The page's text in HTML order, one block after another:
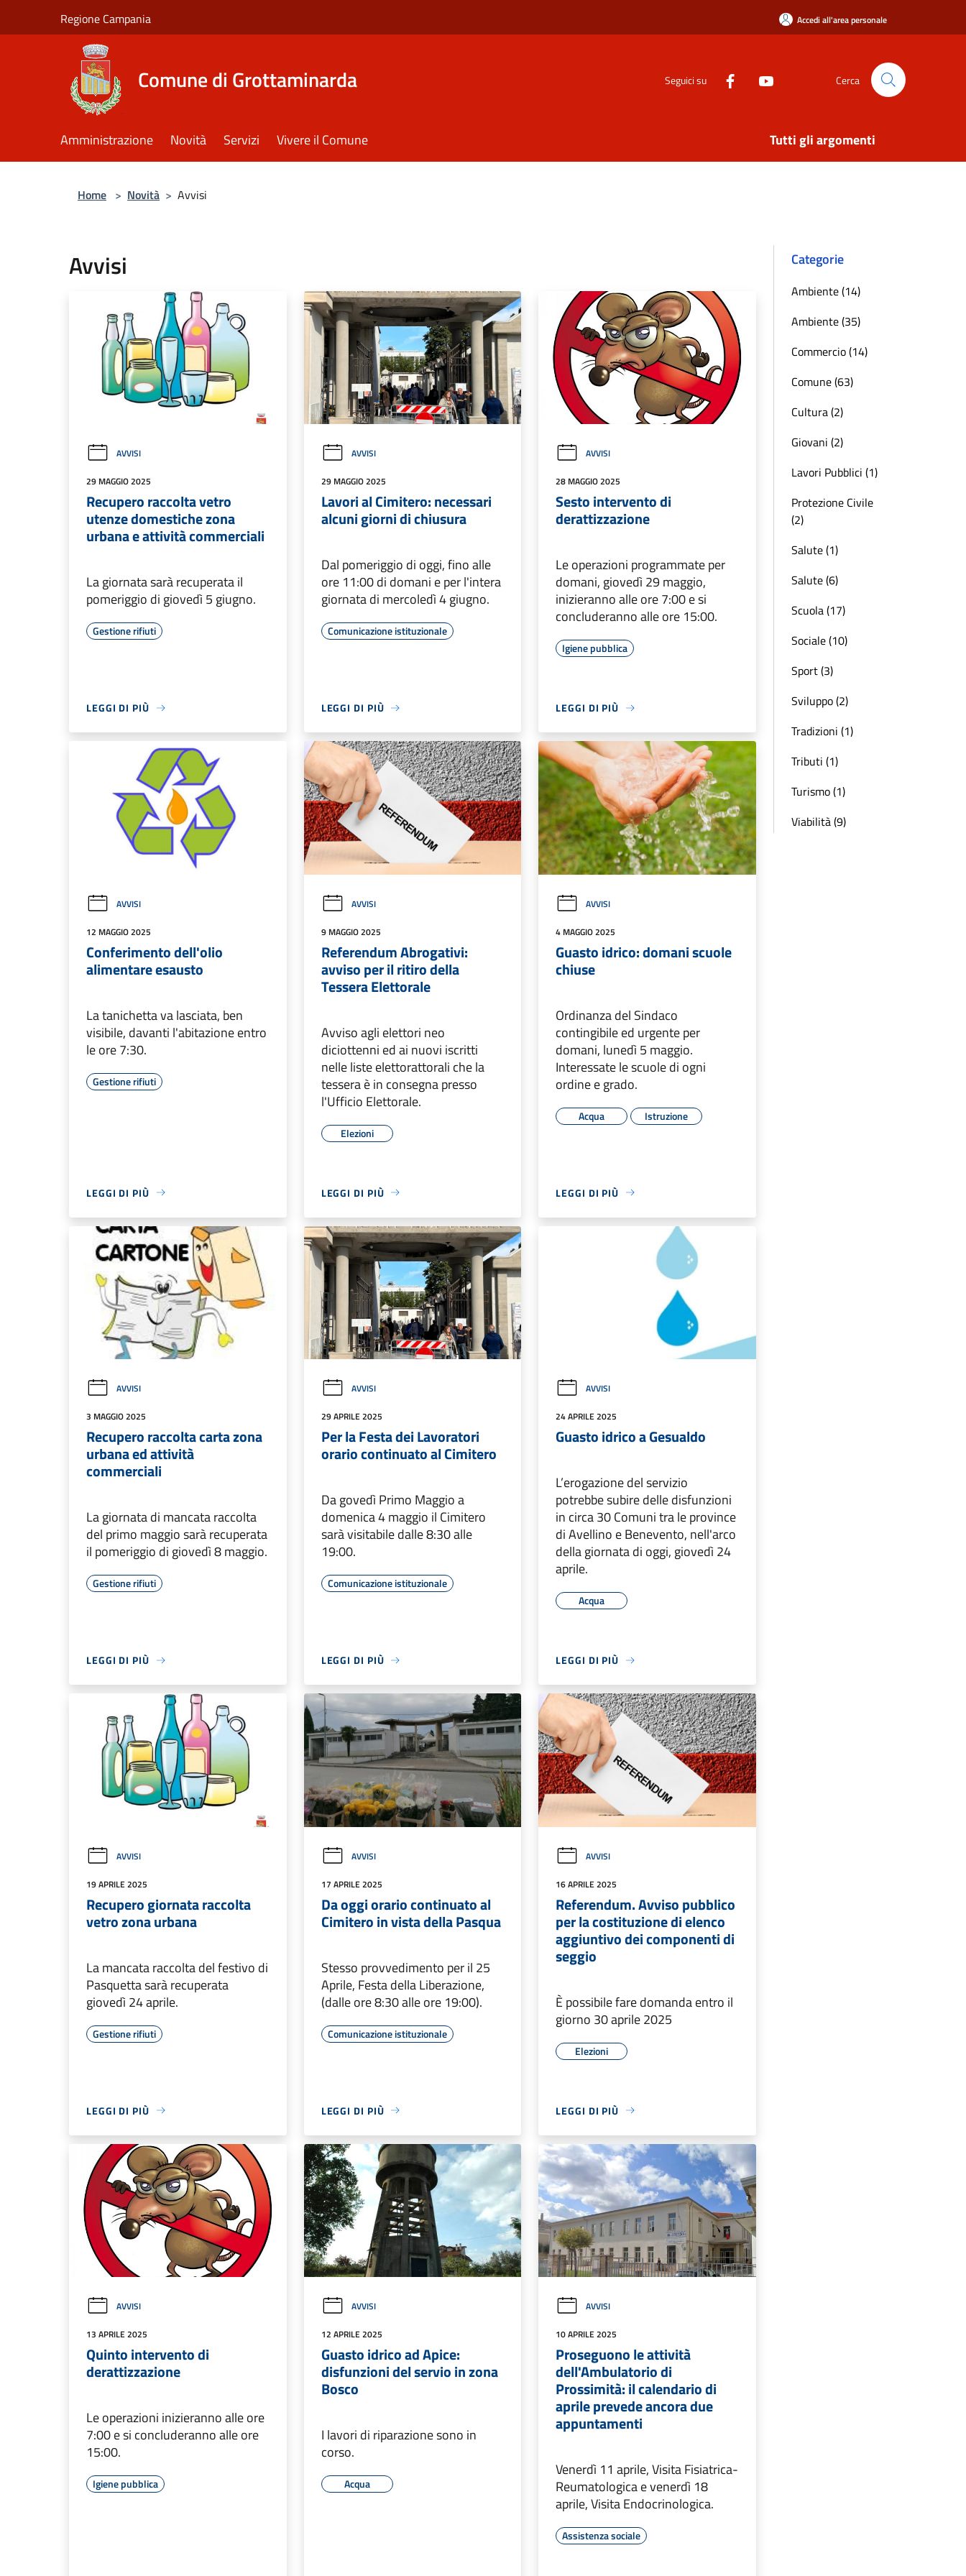
Regione Campania Accedi all'area personale
Comune di Grottaminarda Seguici su Cerca
Amministrazione Novità Servizi Vivere il Comune Tutti gli argomenti
Home > Novità > Avvisi
Avvisi
AVVISI
29 MAGGIO 2025
Recupero raccolta vetro
utenze domestiche zona
urbana e attività commerciali
La giornata sarà recuperata il
pomeriggio di giovedì 5 giugno.
Gestione rifiuti
LEGGI DI PIÙ
AVVISI
29 MAGGIO 2025
Lavori al Cimitero: necessari
alcuni giorni di chiusura
Dal pomeriggio di oggi, fino alle
ore 11:00 di domani e per l'intera
giornata di mercoledì 4 giugno.
Comunicazione istituzionale
LEGGI DI PIÙ
AVVISI
28 MAGGIO 2025
Sesto intervento di
derattizzazione
Le operazioni programmate per
domani, giovedì 29 maggio,
inizieranno alle ore 7:00 e si
concluderanno alle ore 15:00.
Igiene pubblica
LEGGI DI PIÙ
AVVISI
12 MAGGIO 2025
Conferimento dell'olio
alimentare esausto
La tanichetta va lasciata, ben
visibile, davanti l'abitazione entro
le ore 7:30.
Gestione rifiuti
LEGGI DI PIÙ
AVVISI
9 MAGGIO 2025
Referendum Abrogativi:
avviso per il ritiro della
Tessera Elettorale
Avviso agli elettori neo
diciottenni ed ai nuovi iscritti
nelle liste elettorattorali che la
tessera è in consegna presso
l'Ufficio Elettorale.
Elezioni
LEGGI DI PIÙ
AVVISI
4 MAGGIO 2025
Guasto idrico: domani scuole
chiuse
Ordinanza del Sindaco
contingibile ed urgente per
domani, lunedì 5 maggio.
Interessate le scuole di ogni
ordine e grado.
Acqua Istruzione
LEGGI DI PIÙ
AVVISI
3 MAGGIO 2025
Recupero raccolta carta zona
urbana ed attività
commerciali
La giornata di mancata raccolta
del primo maggio sarà recuperata
il pomeriggio di giovedì 8 maggio.
Gestione rifiuti
LEGGI DI PIÙ
AVVISI
29 APRILE 2025
Per la Festa dei Lavoratori
orario continuato al Cimitero
Da govedì Primo Maggio a
domenica 4 maggio il Cimitero
sarà visitabile dalle 8:30 alle
19:00.
Comunicazione istituzionale
LEGGI DI PIÙ
AVVISI
24 APRILE 2025
Guasto idrico a Gesualdo
L’erogazione del servizio
potrebbe subire delle disfunzioni
in circa 30 Comuni tra le province
di Avellino e Benevento, nell'arco
della giornata di oggi, giovedì 24
aprile.
Acqua
LEGGI DI PIÙ
AVVISI
19 APRILE 2025
Recupero giornata raccolta
vetro zona urbana
La mancata raccolta del festivo di
Pasquetta sarà recuperata
giovedì 24 aprile.
Gestione rifiuti
LEGGI DI PIÙ
AVVISI
17 APRILE 2025
Da oggi orario continuato al
Cimitero in vista della Pasqua
Stesso provvedimento per il 25
Aprile, Festa della Liberazione,
(dalle ore 8:30 alle ore 19:00).
Comunicazione istituzionale
LEGGI DI PIÙ
AVVISI
16 APRILE 2025
Referendum. Avviso pubblico
per la costituzione di elenco
aggiuntivo dei componenti di
seggio
È possibile fare domanda entro il
giorno 30 aprile 2025
Elezioni
LEGGI DI PIÙ
AVVISI
13 APRILE 2025
Quinto intervento di
derattizzazione
Le operazioni inizieranno alle ore
7:00 e si concluderanno alle ore
15:00.
Igiene pubblica
AVVISI
12 APRILE 2025
Guasto idrico ad Apice:
disfunzioni del servio in zona
Bosco
I lavori di riparazione sono in
corso.
Acqua
AVVISI
10 APRILE 2025
Proseguono le attività
dell'Ambulatorio di
Prossimità: il calendario di
aprile prevede ancora due
appuntamenti
Venerdì 11 aprile, Visita Fisiatrica-
Reumatologica e venerdì 18
aprile, Visita Endocrinologica.
Assistenza sociale
Categorie
Ambiente (14)
Ambiente (35)
Commercio (14)
Comune (63)
Cultura (2)
Giovani (2)
Lavori Pubblici (1)
Protezione Civile
(2)
Salute (1)
Salute (6)
Scuola (17)
Sociale (10)
Sport (3)
Sviluppo (2)
Tradizioni (1)
Tributi (1)
Turismo (1)
Viabilità (9)